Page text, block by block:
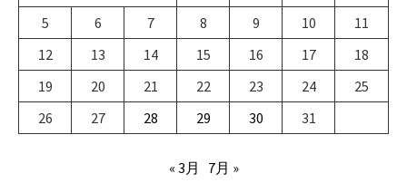
5
6 7 8 9 10
11
12
13 14 15 16 17
18
19
20 21 22 23 24
25
26
27 28 29 30 31
« 3月 7月 »